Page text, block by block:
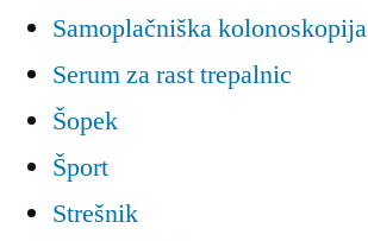
Samoplačniška kolonoskopija
Serum za rast trepalnic
Šopek
Šport
Strešnik